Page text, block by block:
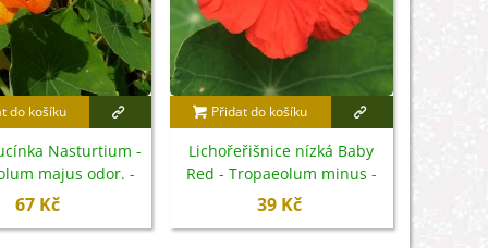
do košíku
Nasturtium -
majus odor. -
semena - 10 ks
67 Kč
Přidat do košíku
Lichořeřišnice nízká Baby
Red - Tropaeolum minus -
semena - 8 ks
39 Kč